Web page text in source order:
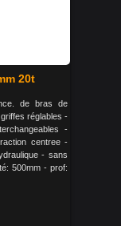
20t
de bras de
réglables -
-
centree -
- sans
500mm - prof: